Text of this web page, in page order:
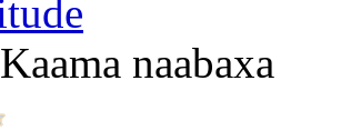
naabaxa